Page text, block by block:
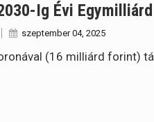
Ig Évi
szeptember 04, 2025
(16 milliárd forint)